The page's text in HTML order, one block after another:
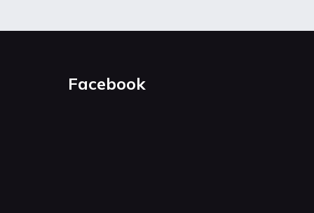
Facebook